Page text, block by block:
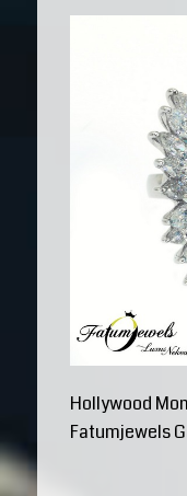
Hollywood
Fatumjewels